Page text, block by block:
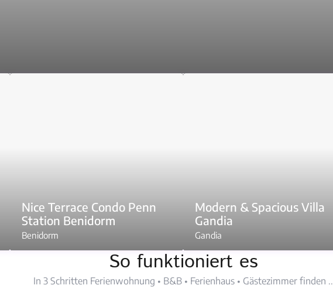
Nice Terrace Condo Penn
Station Benidorm
Benidorm
Modern & Spacious Villa
Gandia
Gandia
So funktioniert es
In 3 Schritten Ferienwohnung • B&B • Ferienhaus • Gästezimmer finden ..